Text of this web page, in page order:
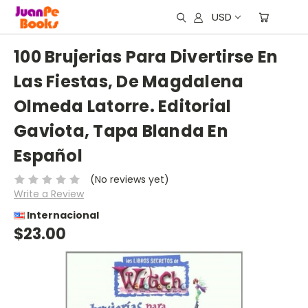
USD
100 Brujerias Para Divertirse En
Las Fiestas, De Magdalena
Olmeda Latorre. Editorial
Gaviota, Tapa Blanda En
Español
(No reviews yet)
Write a Review
Internacional
$23.00